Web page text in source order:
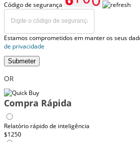
Código de segurança
Estamos comprometidos em manter os seus
de privacidade
Submeter
OR
Compra Rápida
Relatório rápido de inteligência
$1250